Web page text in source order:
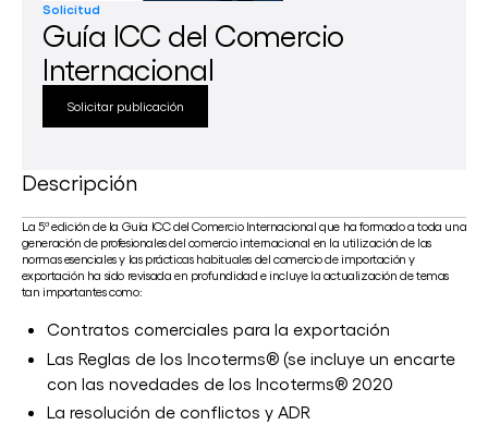
Comisiones
Iniciativas y Servicios
Eventos
Publicaciones
Solicitud
Guía ICC del Comercio
Internacional
Solicitar publicación
Descripción
La 5ª edición de la Guía ICC del Comercio Internacional que ha formado a toda una
generación de profesionales del comercio internacional en la utilización de las
normas esenciales y las prácticas habituales del comercio de importación y
exportación ha sido revisada en profundidad e incluye la actualización de temas
tan importantes como:
Contratos comerciales para la exportación
Las Reglas de los Incoterms® (se incluye un encarte
con las novedades de los Incoterms® 2020
La resolución de conflictos y ADR